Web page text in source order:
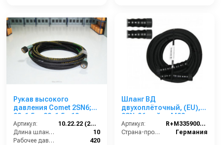
Рукав высокого
давления Comet 2SN6;
22х1,5 г- 22х1,5г; 10м
Артикул:
10.22.22 (2SN6)Comet
Длина шланга ВД (м):
10
Рабочее давление (бар):
420
Шланг ВД
двухоплёточный, (EU),
2SN-06, гайка М22-
гайка М22, 10m, 400bar
для PORTOTECNICA,
Артикул:
R+M335900310
Страна-производитель:
Германия